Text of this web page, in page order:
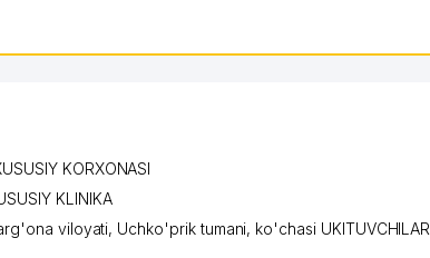
KORXONASI
KLINIKA
viloyati, Uchko'prik tumani, ko'chasi UKITUVCHILAR